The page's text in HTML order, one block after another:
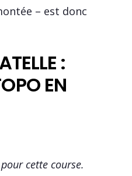
– est donc
:
EN
cette course.